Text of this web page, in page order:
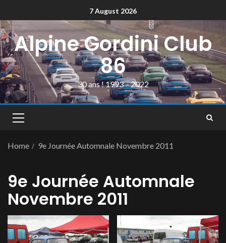
7 August 2026
Alpine Gordini Club
86
30 ans ! 1993 – 2022
Home 9e Journée Automnale Novembre 2011
9e Journée Automnale
Novembre 2011